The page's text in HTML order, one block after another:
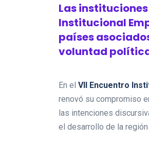
Las
Institucional
países
voluntad
En el VII Encuentro
renovó su compromiso
las intenciones
el desarrollo de la